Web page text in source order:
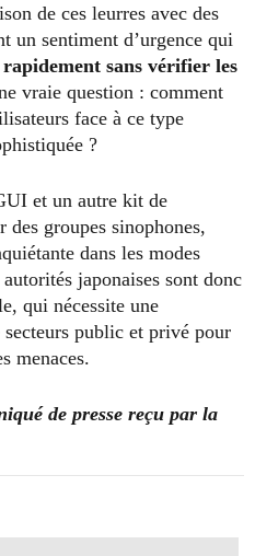
de ces leurres avec des
un sentiment d’urgence qui
sans vérifier les
vraie question : comment
face à ce type
?
et un autre kit de
groupes sinophones,
dans les modes
japonaises sont donc
qui nécessite une
public et privé pour
menaces.
de presse reçu par la